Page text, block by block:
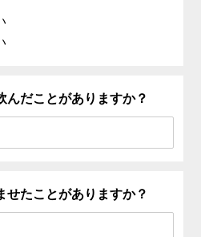
んだことがありますか？
せたことがありますか？